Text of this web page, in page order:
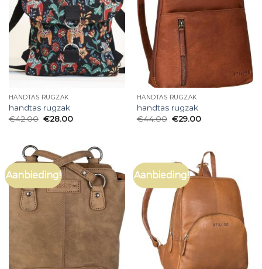
HANDTAS RUGZAK
handtas rugzak
€42.00 €28.00
HANDTAS RUGZAK
handtas rugzak
€44.00 €29.00
Aanbieding! Aanbieding!